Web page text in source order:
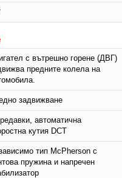
с вътрешно горене (ДВГ)
предните колела на
задвижване
автоматична
кутия DCT
тип McPherson с
пружина и напречен